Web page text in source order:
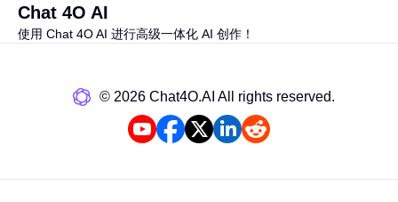
Chat 4O AI
使用 Chat 4O AI 进行高级一体化 AI 创作！
©️ 2026 Chat4O.AI All rights reserved.